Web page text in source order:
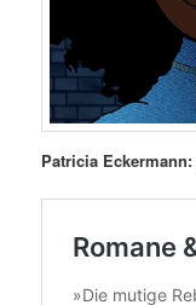
Patricia Eckermann: